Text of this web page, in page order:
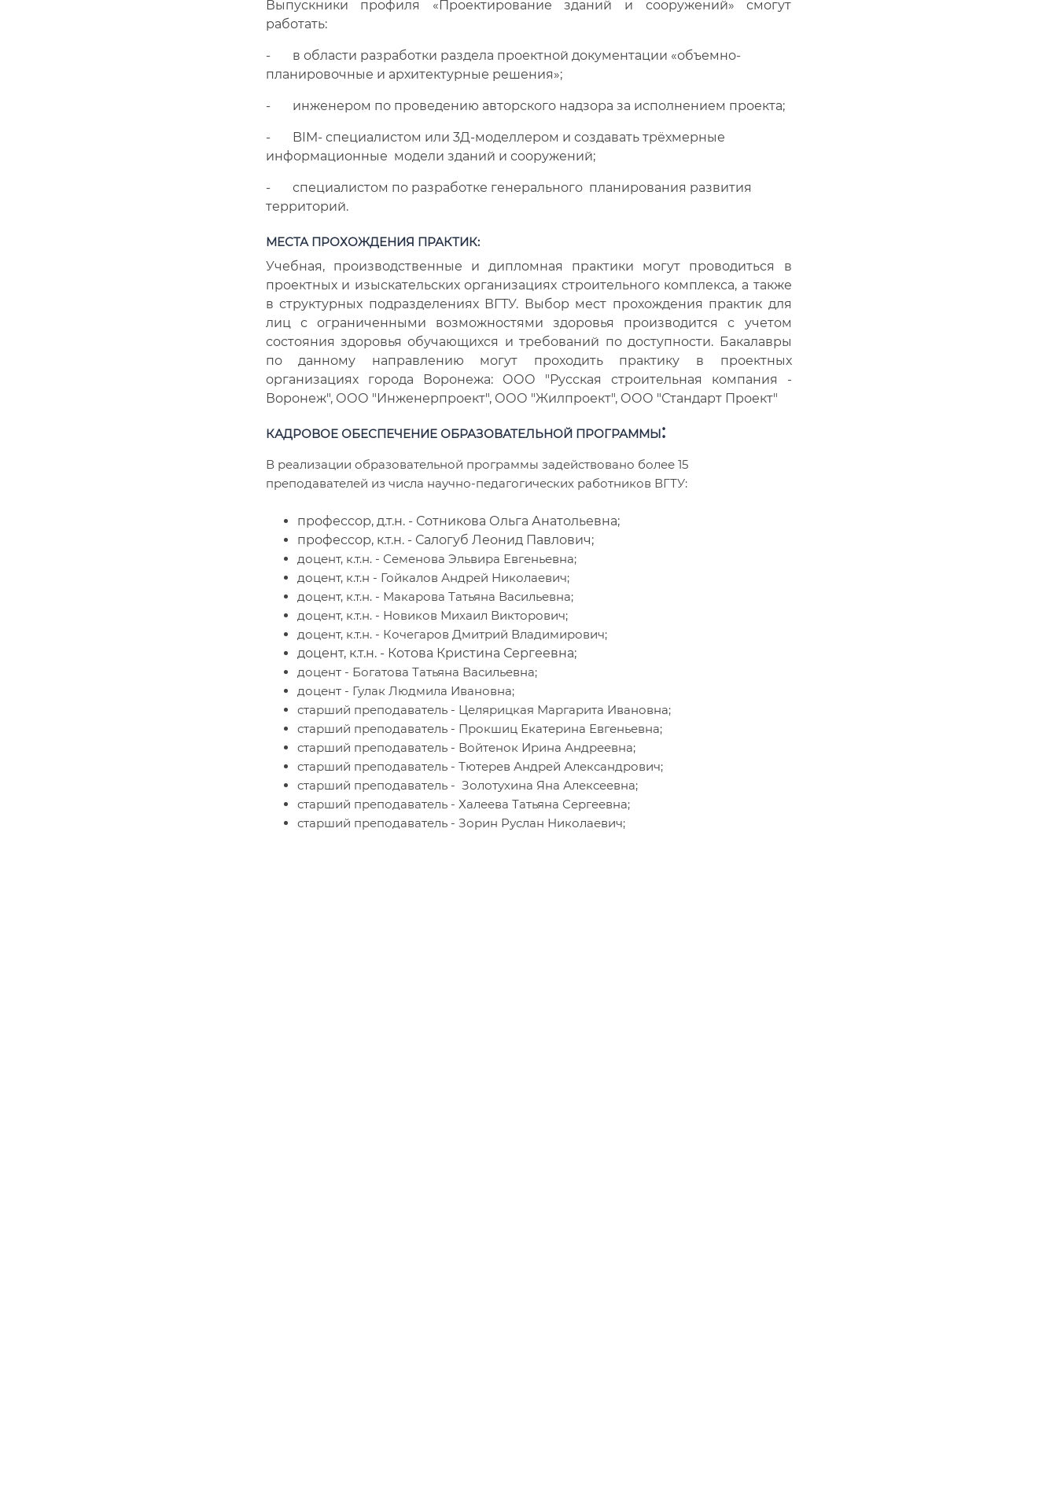
Выпускники профиля «Проектирование зданий и сооружений» смогут
работать:
- в области разработки раздела проектной документации «объемно-
планировочные и архитектурные решения»;
- инженером по проведению авторского надзора за исполнением проекта;
- BIM- специалистом или 3Д-моделлером и создавать трёхмерные
информационные модели зданий и сооружений;
- специалистом по разработке генерального планирования развития
территорий.
МЕСТА ПРОХОЖДЕНИЯ ПРАКТИК:
Учебная, производственные и дипломная практики могут проводиться в
проектных и изыскательских организациях строительного комплекса, а также
в структурных подразделениях ВГТУ. Выбор мест прохождения практик для
лиц с ограниченными возможностями здоровья производится с учетом
состояния здоровья обучающихся и требований по доступности. Бакалавры
по данному направлению могут проходить практику в проектных
организациях города Воронежа: ООО "Русская строительная компания -
Воронеж", ООО "Инженерпроект", ООО "Жилпроект", ООО "Стандарт Проект"
КАДРОВОЕ ОБЕСПЕЧЕНИЕ ОБРАЗОВАТЕЛЬНОЙ ПРОГРАММЫ:
В реализации образовательной программы задействовано более 15
преподавателей из числа научно-педагогических работников ВГТУ:
профессор, д.т.н. - Сотникова Ольга Анатольевна;
профессор, к.т.н. - Салогуб Леонид Павлович;
доцент, к.т.н. - Семенова Эльвира Евгеньевна;
доцент, к.т.н - Гойкалов Андрей Николаевич;
доцент, к.т.н. - Макарова Татьяна Васильевна;
доцент, к.т.н. - Новиков Михаил Викторович;
доцент, к.т.н. - Кочегаров Дмитрий Владимирович;
доцент, к.т.н. - Котова Кристина Сергеевна;
доцент - Богатова Татьяна Васильевна;
доцент - Гулак Людмила Ивановна;
старший преподаватель - Целярицкая Маргарита Ивановна;
старший преподаватель - Прокшиц Екатерина Евгеньевна;
старший преподаватель - Войтенок Ирина Андреевна;
старший преподаватель - Тютерев Андрей Александрович;
старший преподаватель - Золотухина Яна Алексеевна;
старший преподаватель - Халеева Татьяна Сергеевна;
старший преподаватель - Зорин Руслан Николаевич;